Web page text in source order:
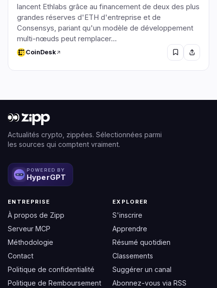
lancent Ethlabs grâce au financement de deux des plus
grandes réserves d'ETH d'entreprise et de
Consensys, pariant qu'un modèle de développement
multi-nœuds peut remplacer…
CoinDesk
Actualités crypto, zippées. Sélectionnées parmi
les sources qui comptent vraiment.
POWERED BY
HyperGPT
ENTREPRISE
À propos de Zipp
Serveur MCP
Méthodologie
Contact
Politique de confidentialité
Politique de Remboursement
EXPLORER
S'inscrire
Apprendre
Résumé quotidien
Classements
Suggérer un canal
Abonnez-vous via RSS